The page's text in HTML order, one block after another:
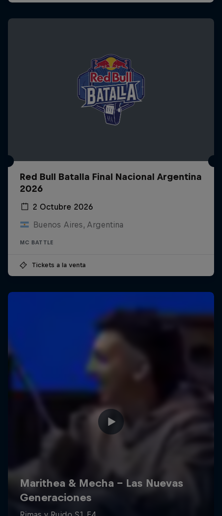
Red Bull Batalla Final Nacional Argentina
2026
2 Octubre 2026
Buenos Aires, Argentina
MC BATTLE
Tickets a la venta